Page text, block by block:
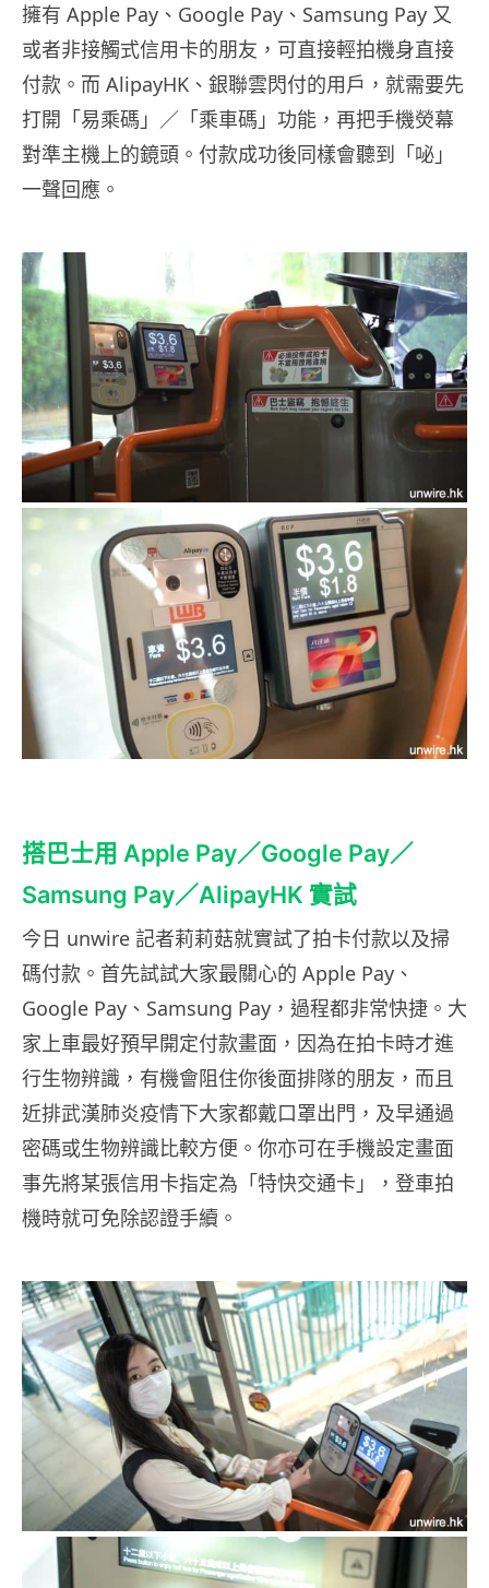
擁有 Apple Pay、Google Pay、Samsung Pay 又
或者非接觸式信用卡的朋友，可直接輕拍機身直接
付款。而 AlipayHK、銀聯雲閃付的用戶，就需要先
打開「易乘碼」／「乘車碼」功能，再把手機熒幕
對準主機上的鏡頭。付款成功後同樣會聽到「咇」
一聲回應。
搭巴士用 Apple Pay／Google Pay／
Samsung Pay／AlipayHK 實試
今日 unwire 記者莉莉菇就實試了拍卡付款以及掃
碼付款。首先試試大家最關心的 Apple Pay、
Google Pay、Samsung Pay，過程都非常快捷。大
家上車最好預早開定付款畫面，因為在拍卡時才進
行生物辨識，有機會阻住你後面排隊的朋友，而且
近排武漢肺炎疫情下大家都戴口罩出門，及早通過
密碼或生物辨識比較方便。你亦可在手機設定畫面
事先將某張信用卡指定為「特快交通卡」，登車拍
機時就可免除認證手續。